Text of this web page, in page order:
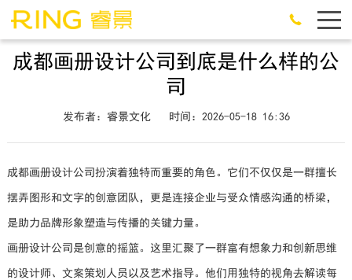
成都画册设计公司到底是什么样的公
司
发布者：睿景文化 时间：2026-05-18 16:36
成都画册设计公司扮演着独特而重要的角色。它们不仅仅是一群擅长
摆弄图形和文字的创意团队，更是连接企业与受众情感沟通的桥梁，
是助力品牌形象塑造与传播的关键力量。
画册设计公司是创意的摇篮。这里汇聚了一群富有想象力和创新思维
的设计师、文案策划人员以及艺术指导。他们用独特的视角去解读每